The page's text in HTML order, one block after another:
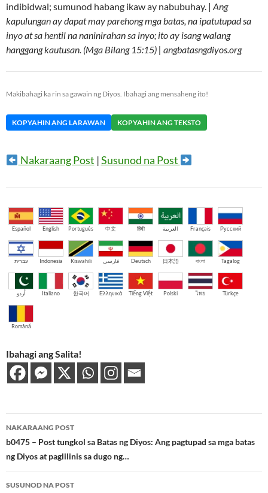
indibidwal; sumunod habang ikaw ay nabubuhay. | Ang
kapulungan ay dapat may parehong mga batas, na ipatutupad sa
inyo at sa hentil na naninirahan sa inyo; ito ay isang walang
hanggang kautusan. (Mga Bilang 15:15) | angbatasngdiyos.org
Makibahagi ka rin sa gawain ng Diyos. Ibahagi ang mensaheng ito!
KOPYAHIN ANG LARAWAN KOPYAHIN ANG TEKSTO
Nakaraang Post |Susunod na Post
Español English Português 中文 हिंदी العربية Français Русский
עברית Indonesia Kiswahili فارسی Deutsch 日本語 বাংলা Tagalog
اُردو Italiano 한국어 Ελληνικά Tiếng Việt Polski ไทย Türkçe
Română
Ibahagi ang Salita!
Post
navigation
NAKARAANG POST
b0475 – Post tungkol sa Batas ng Diyos: Ang pagtupad sa mga batas
ng Diyos at paglilinis sa dugo ng…
SUSUNOD NA POST